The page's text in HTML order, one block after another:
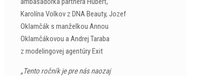
Karolína Volkov z DNA Beauty, Jozef
Oklamčák s manželkou Annou
Oklamčákovou a Andrej Taraba
z modelingovej agentúry Exit
„Tento ročník je pre nás naozaj